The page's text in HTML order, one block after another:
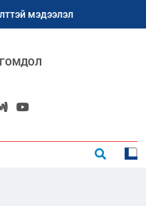
мэдээлэл
Архангай